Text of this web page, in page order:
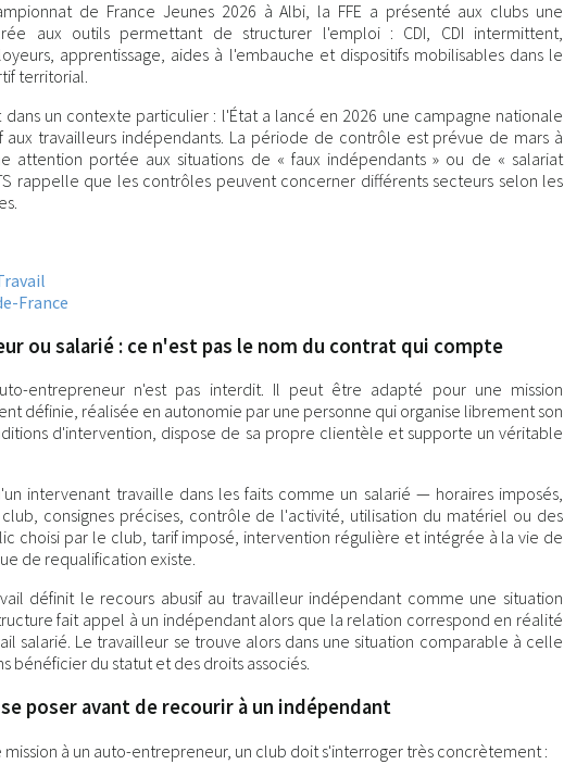
de France Jeunes 2026 à Albi, la FFE a présenté aux clubs une
aux outils permettant de structurer l'emploi : CDI, CDI intermittent,
apprentissage, aides à l'embauche et dispositifs mobilisables dans le
territorial.
un contexte particulier : l'État a lancé en 2026 une campagne nationale
aux travailleurs indépendants. La période de contrôle est prévue de mars à
attention portée aux situations de « faux indépendants » ou de « salariat
rappelle que les contrôles peuvent concerner différents secteurs selon les
France
ou salarié : ce n'est pas le nom du contrat qui compte
entrepreneur n'est pas interdit. Il peut être adapté pour une mission
définie, réalisée en autonomie par une personne qui organise librement son
d'intervention, dispose de sa propre clientèle et supporte un véritable
intervenant travaille dans les faits comme un salarié — horaires imposés,
consignes précises, contrôle de l'activité, utilisation du matériel ou des
choisi par le club, tarif imposé, intervention régulière et intégrée à la vie de
de requalification existe.
définit le recours abusif au travailleur indépendant comme une situation
fait appel à un indépendant alors que la relation correspond en réalité
salarié. Le travailleur se trouve alors dans une situation comparable à celle
bénéficier du statut et des droits associés.
poser avant de recourir à un indépendant
mission à un auto-entrepreneur, un club doit s'interroger très concrètement :